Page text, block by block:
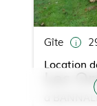
Gîte
Location
Les